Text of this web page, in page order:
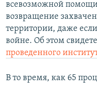
всевозможной помощи
возвращение
территории, даже
войне. Об этом
проведенного
В то время, как 65